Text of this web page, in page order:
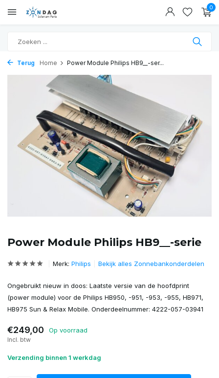
0
Terug Home Power Module Philips HB9__-ser...
Power Module Philips HB9__-serie
Merk: Philips Bekijk alles Zonnebankonderdelen
Ongebruikt nieuw in doos: Laatste versie van de hoofdprint
(power module) voor de Philips HB950, -951, -953, -955, HB971,
HB975 Sun & Relax Mobile. Onderdeelnummer: 4222-057-03941
€249,00 Op voorraad
Incl. btw
Verzending binnen 1 werkdag